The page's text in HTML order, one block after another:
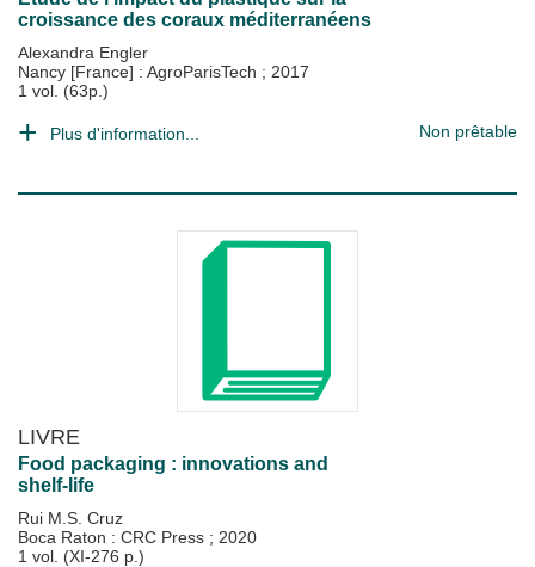
croissance des coraux méditerranéens
Alexandra Engler
Nancy [France] : AgroParisTech ; 2017
1 vol. (63p.)
Plus d'information... Non prêtable
LIVRE
Food packaging : innovations and
shelf-life
Rui M.S. Cruz
Boca Raton : CRC Press ; 2020
1 vol. (XI-276 p.)